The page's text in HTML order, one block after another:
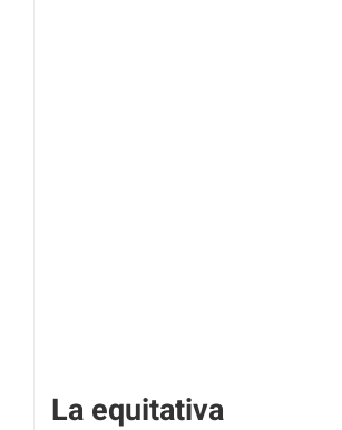
La equitativa